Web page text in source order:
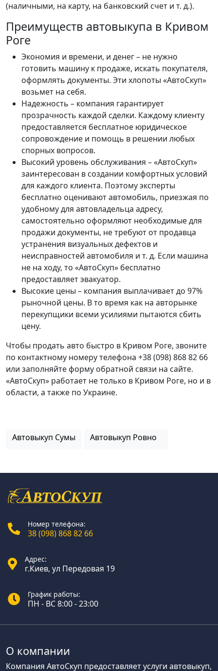
(наличными, на карту, на банковский счет и т. д.).
Преимуществ автовыкупа в Кривом
Роге
Экономия и времени, и денег – не нужно
готовить машину к продаже, искать покупателя,
оформлять документы. Эти хлопоты «АвтоСкуп»
возьмет на себя.
Надежность – компания гарантирует
прозрачность каждой сделки. Каждому клиенту
предоставляется бесплатное юридическое
сопровождение и помощь в решении любых
спорных вопросов.
Высокий уровень обслуживания – «АвтоСкуп»
заинтересован в создании комфортных условий
для каждого клиента. Поэтому эксперты
бесплатно оценивают автомобиль, приезжая по
удобному для автовладельца адресу,
самостоятельно оформляют необходимые для
продажи документы, не требуют от продавца
устранения визуальных дефектов и
неисправностей автомобиля и т. д. Если машина
не на ходу, то «АвтоСкуп» бесплатно
предоставляет эвакуатор.
Высокие цены – компания выплачивает до 97%
рыночной цены. В то время как на авторынке
перекупщики всеми усилиями пытаются сбить
цену.
Чтобы продать авто быстро в Кривом Роге, звоните
по контактному номеру телефона +38 (098) 868 82 66
или заполняйте форму обратной связи на сайте.
«АвтоСкуп» работает не только в Кривом Роге, но и в
области, а также по Украине.
Автовыкуп Сумы Автовыкуп Ровно
Номер телефона:
38 (098) 868 82 66
Адрес:
г.Киев, ул Передовая 19
График работы:
ПН - ВС 8:00 - 23:00
О компании
Компания АвтоСкуп предоставляет услуги автовыкуп,